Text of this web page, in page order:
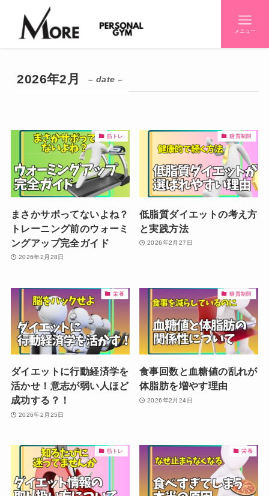
メニュー
2026年2月 – date –
筋トレ
まさかサボってないよね？
トレーニング前のウォーミ
ングアップ完全ガイド
2026年2月28日
糖質制限
低脂質ダイエットの考え方
と実践方法
2026年2月27日
栄養
ダイエットに行動経済学を
活かせ！意志が弱い人ほど
成功する？！
2026年2月25日
糖質制限
食事回数と血糖値の乱れが
体脂肪を増やす理由
2026年2月24日
筋トレ 栄養